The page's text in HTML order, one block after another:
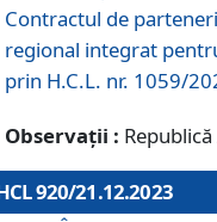
Contractul de
regional integrat
prin H.C.L. nr. 1059/
Observații :
920/21.12.2023